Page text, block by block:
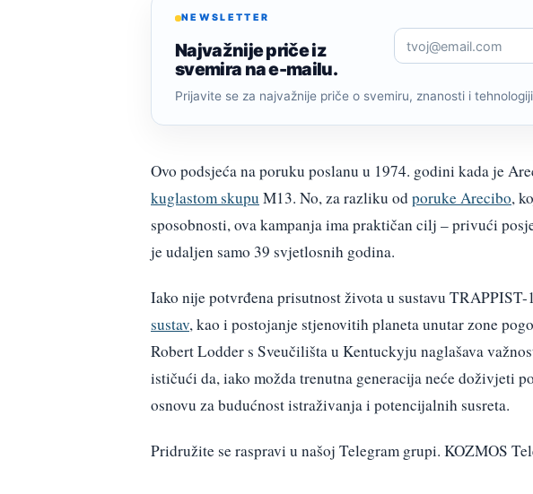
NEWSLETTER
Najvažnije priče iz
svemira na e-mailu.
Prijavite se za najvažnije priče o svemiru, znanosti i
Ovo podsjeća na poruku poslanu u 1974. godini kada je
kuglastom skupu M13. No, za razliku odporuke Arecibo,
sposobnosti, ova kampanja ima praktičan cilj – privući
je udaljen samo 39 svjetlosnih godina.
Iako nije potvrđena prisutnost života u sustavu TRAPPIST-
sustav, kao i postojanje stjenovitih planeta unutar zone
Robert Lodder s Sveučilišta u Kentuckyju naglašava
ističući da, iako možda trenutna generacija neće doživjeti
osnovu za budućnost istraživanja i potencijalnih susreta.
Pridružite se raspravi u našoj Telegram grupi. KOZMOS